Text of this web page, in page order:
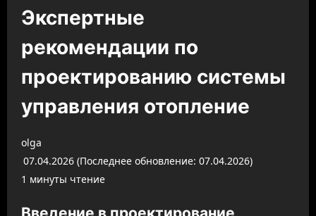
Экспертные
рекомендации по
проектированию системы
управления отопление
olga
07.04.2026 (Последнее обновление: 07.04.2026)
1 минуты чтение